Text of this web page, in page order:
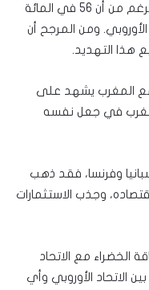
تجارية تستثني الصحراء الغربية – على الرغم من أن 56 في المائة
ومن المرجح أن
هذا التهديد.
مع المغرب يشهد على
المغرب في جعل نفسه
وفرنسا، فقد ذهب
وجذب الاستثمارات
مع الاتحاد
وهي الأولى بين الاتحاد الأوروبي وأي